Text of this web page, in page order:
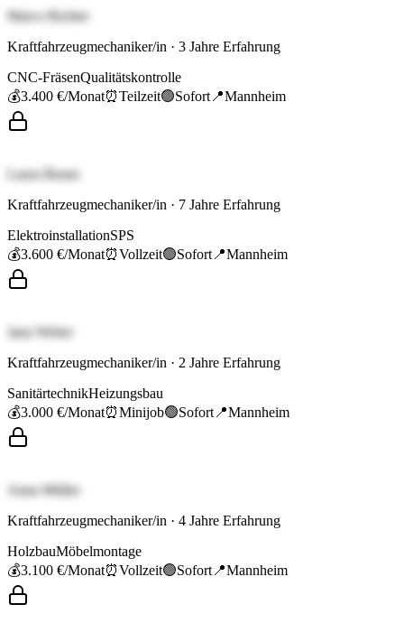
Marco Richter
Kraftfahrzeugmechaniker/in · 3 Jahre Erfahrung
CNC-FräsenQualitätskontrolle
💰3.400 €/Monat⏰Teilzeit🟢Sofort 📍Mannheim
Laura Braun
Kraftfahrzeugmechaniker/in · 7 Jahre Erfahrung
ElektroinstallationSPS
💰3.600 €/Monat⏰Vollzeit🟢Sofort 📍Mannheim
Jana Weber
Kraftfahrzeugmechaniker/in · 2 Jahre Erfahrung
SanitärtechnikHeizungsbau
💰3.000 €/Monat⏰Minijob🟢Sofort 📍Mannheim
Anna Müller
Kraftfahrzeugmechaniker/in · 4 Jahre Erfahrung
HolzbauMöbelmontage
💰3.100 €/Monat⏰Vollzeit🟢Sofort 📍Mannheim